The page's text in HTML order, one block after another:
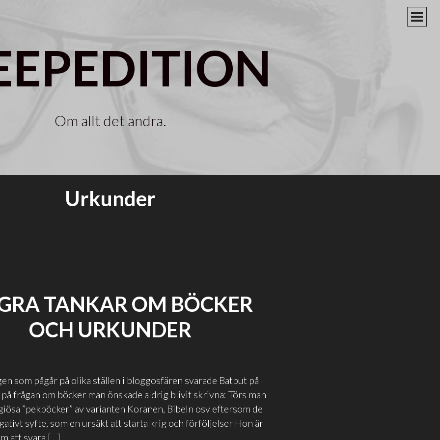
Om allt det andra.
Urkunder
TANKAR OM BÖCKER
OCH URKUNDER
som pågår på olika ställen i bloggosfären svarade Batbut på
frågan om böcker man önskade aldrig blivit skrivna: Törs man
”pekböcker” av varianten Koranen, Bibeln osv eftersom de
syfte, som en ursäkt att starta krig och förföljelser Hon är
att svara […]